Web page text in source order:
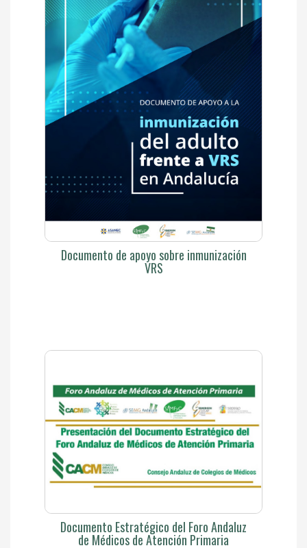
Documento de apoyo sobre inmunización
VRS
Documento Estratégico del Foro Andaluz
de Médicos de Atención Primaria